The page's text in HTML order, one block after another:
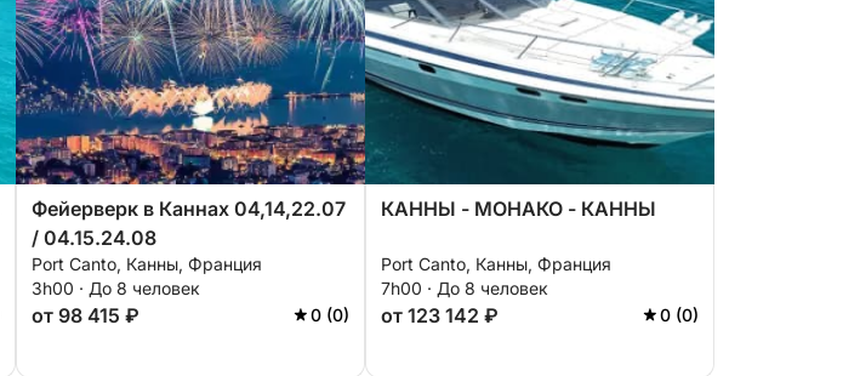
Фейерверк в Каннах 04,14,22.07
/ 04.15.24.08
Port Canto, Канны, Франция
3h00 · До 8 человек
от 98 415 ₽ 0 (0)
КАННЫ - МОНАКО - КАННЫ
Port Canto, Канны, Франция
7h00 · До 8 человек
от 123 142 ₽ 0 (0)